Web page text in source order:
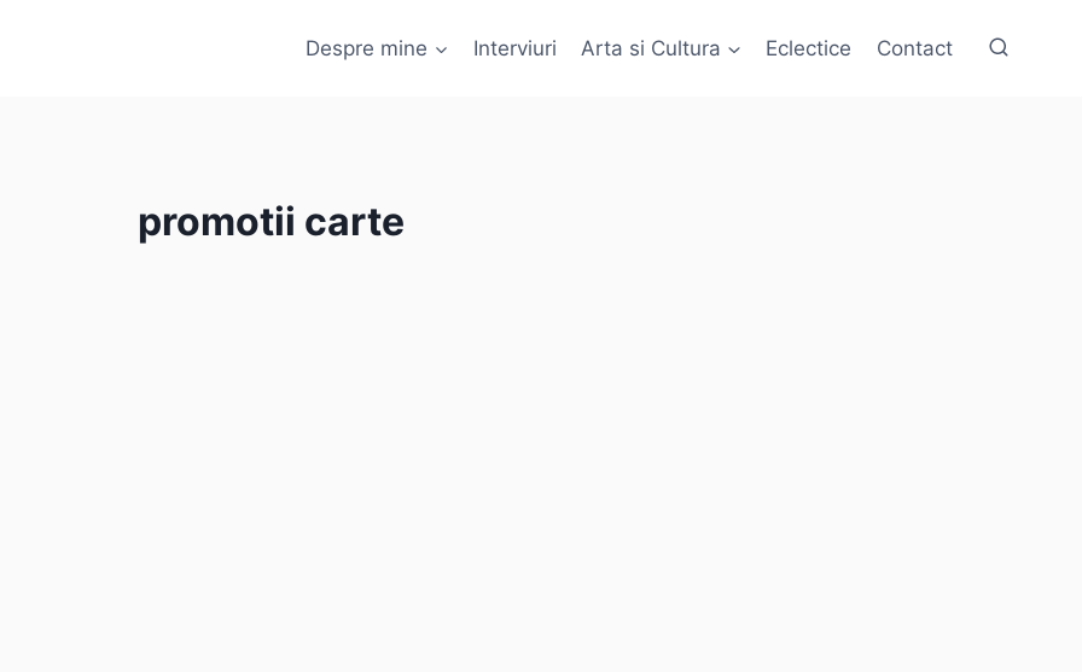
Despre mine Interviuri Arta si Cultura Eclectice Contact
promotii carte